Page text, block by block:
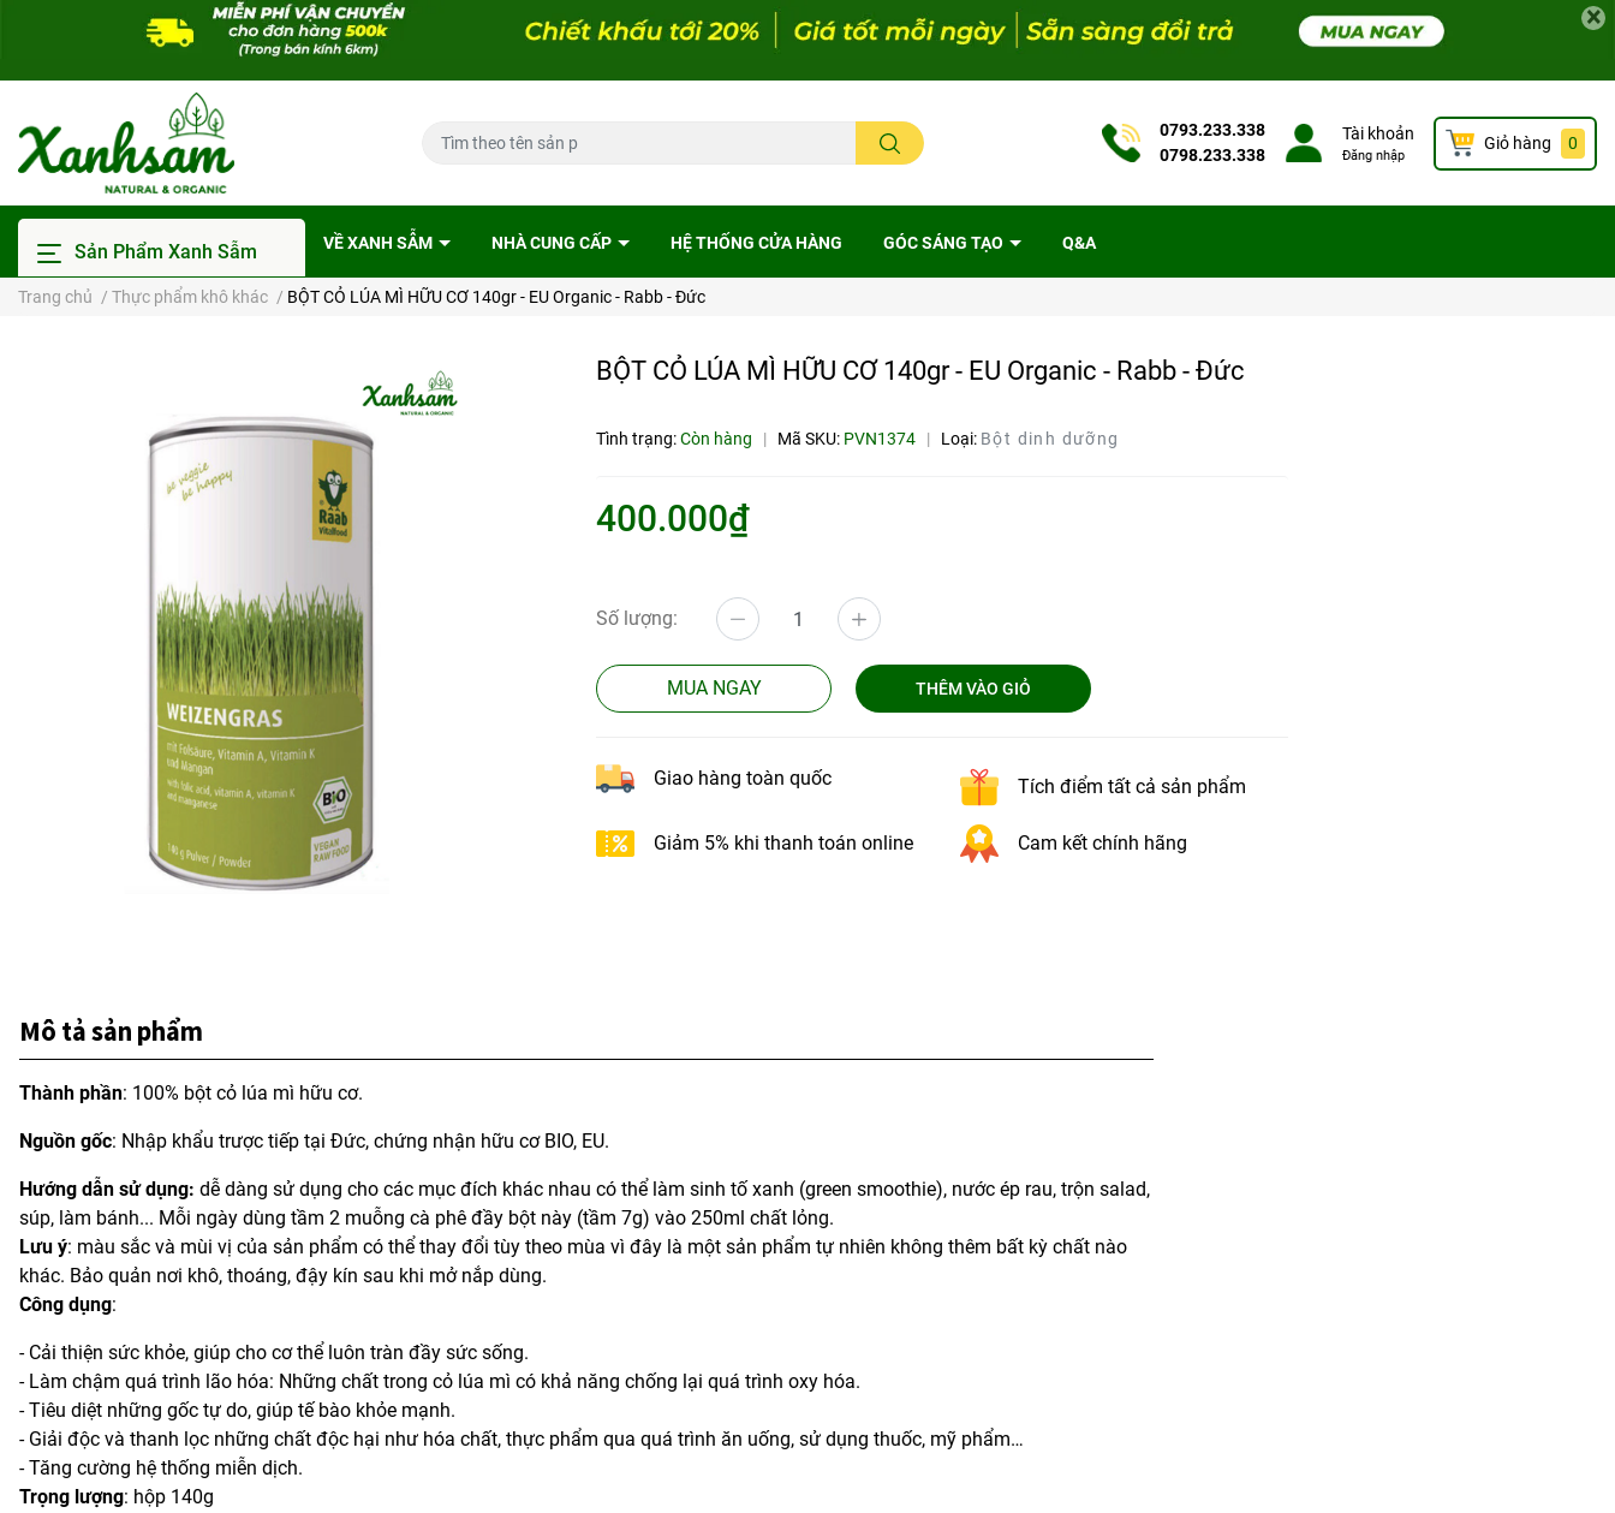
×
0793.233.338
0798.233.338
Tài khoản
Đăng nhập
Giỏ hàng 0
Sản Phẩm Xanh Sẫm VỀ XANH SẪM NHÀ CUNG CẤP HỆ THỐNG CỬA HÀNG GÓC SÁNG TẠO Q&A
Trang chủ / Thực phẩm khô khác / BỘT CỎ LÚA MÌ HỮU CƠ 140gr - EU Organic - Rabb - Đức
BỘT CỎ LÚA MÌ HỮU CƠ 140gr - EU Organic - Rabb - Đức
Tình trạng:Còn hàng | Mã SKU: PVN1374 | Loại: Bột dinh dưỡng
400.000₫
Số lượng:
MUA NGAY THÊM VÀO GIỎ
Giao hàng toàn quốc Tích điểm tất cả sản phẩm
Giảm 5% khi thanh toán online Cam kết chính hãng
Mô tả sản phẩm
Thành phần: 100% bột cỏ lúa mì hữu cơ.
Nguồn gốc: Nhập khẩu trược tiếp tại Đức, chứng nhận hữu cơ BIO, EU.
Hướng dẫn sử dụng: dễ dàng sử dụng cho các mục đích khác nhau có thể làm sinh tố xanh (green smoothie), nước ép rau, trộn salad,
súp, làm bánh... Mỗi ngày dùng tầm 2 muỗng cà phê đầy bột này (tầm 7g) vào 250ml chất lỏng.
Lưu ý: màu sắc và mùi vị của sản phẩm có thể thay đổi tùy theo mùa vì đây là một sản phẩm tự nhiên không thêm bất kỳ chất nào
khác. Bảo quản nơi khô, thoáng, đậy kín sau khi mở nắp dùng.
Công dụng:
- Cải thiện sức khỏe, giúp cho cơ thể luôn tràn đầy sức sống.
- Làm chậm quá trình lão hóa: Những chất trong cỏ lúa mì có khả năng chống lại quá trình oxy hóa.
- Tiêu diệt những gốc tự do, giúp tế bào khỏe mạnh.
- Giải độc và thanh lọc những chất độc hại như hóa chất, thực phẩm qua quá trình ăn uống, sử dụng thuốc, mỹ phẩm…
- Tăng cường hệ thống miễn dịch.
Trọng lượng: hộp 140g